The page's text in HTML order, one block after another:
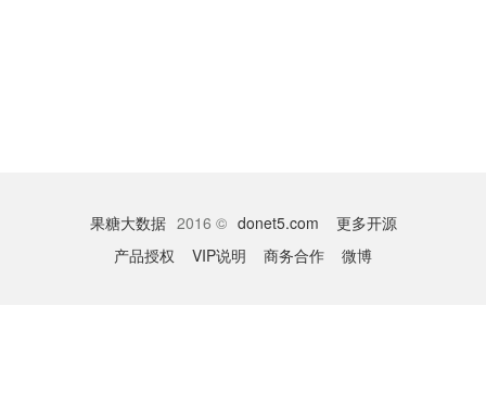
果糖大数据 2016 © donet5.com
更多开源
产品授权
VIP说明 商务合作 微博